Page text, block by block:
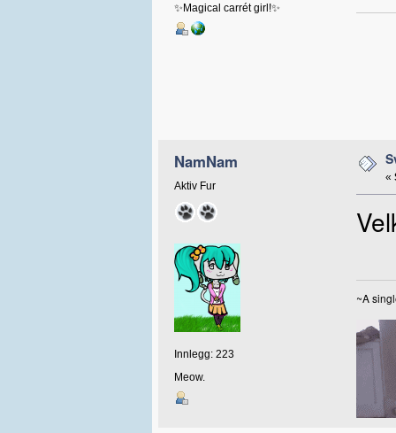
✨Magical carrét girl!✨
NamNam
Aktiv Fur
Innlegg: 223
Meow.
«
~A